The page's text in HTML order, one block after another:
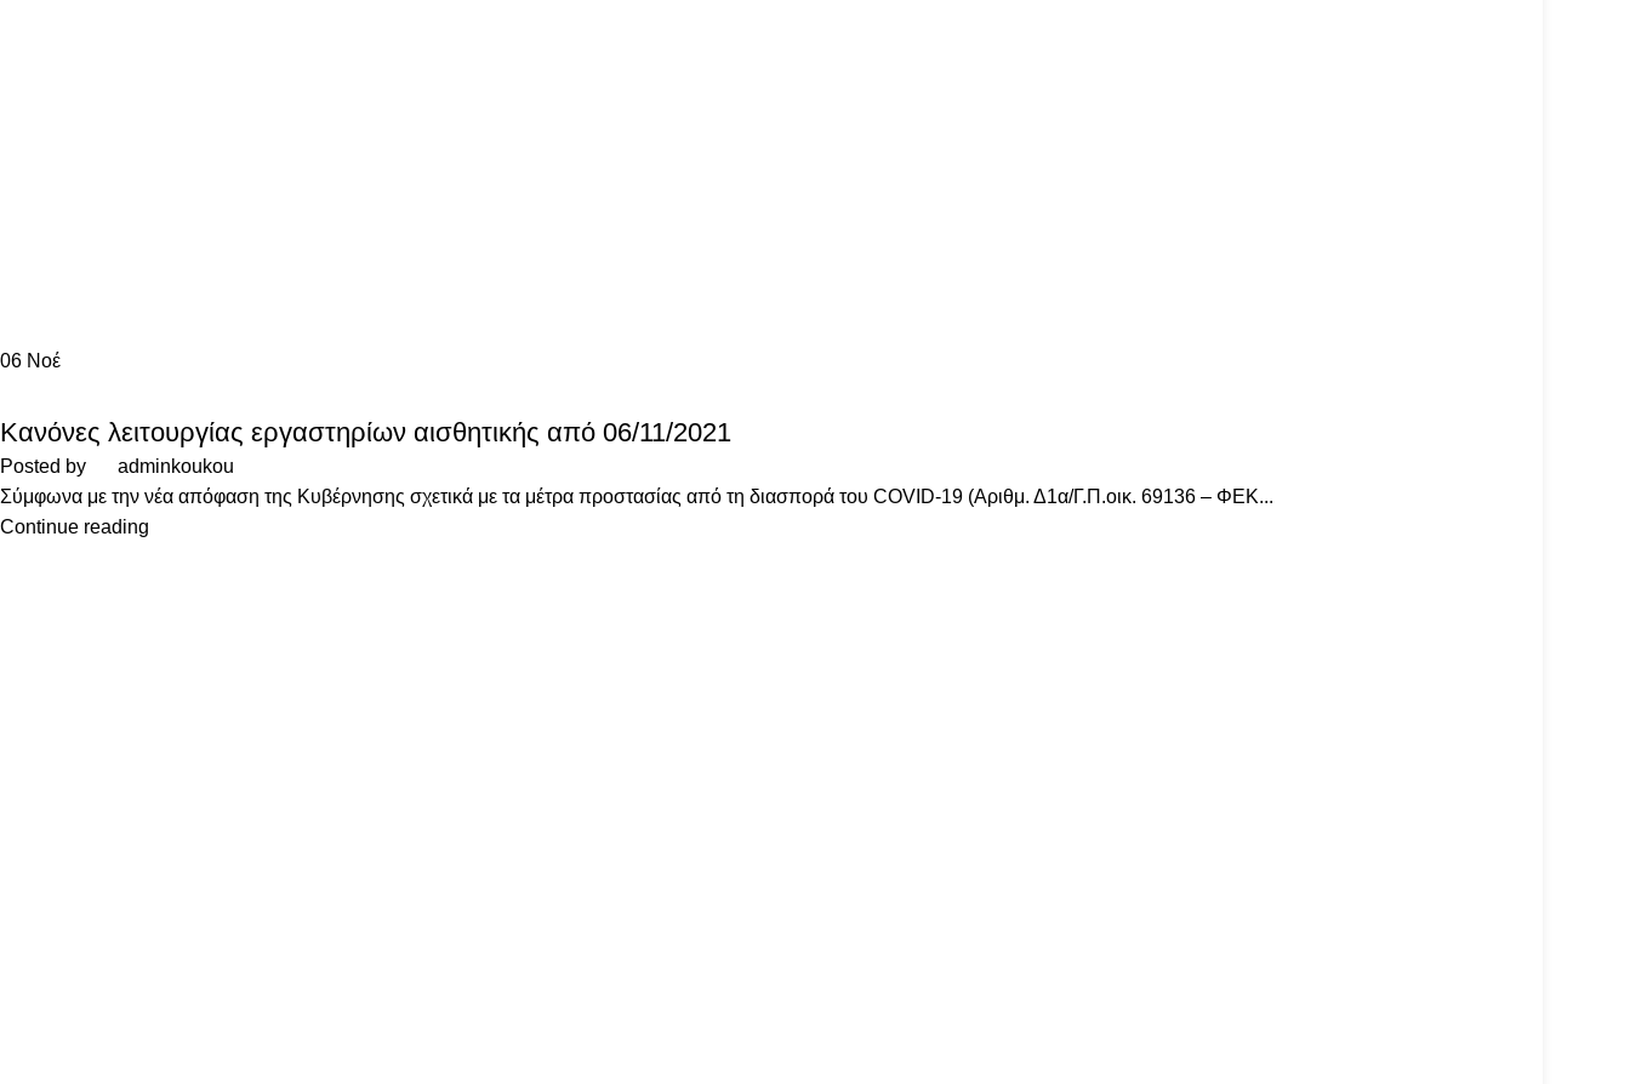
06 Νοέ
Κανόνες λειτουργίας εργαστηρίων αισθητικής από 06/11/2021
Posted by
adminkoukou
Σύμφωνα με την νέα απόφαση της Κυβέρνησης σχετικά με τα μέτρα προστασίας από τη διασπορά του COVID-19 (Αριθμ. Δ1α/Γ.Π.οικ. 69136 – ΦΕΚ...
Continue reading